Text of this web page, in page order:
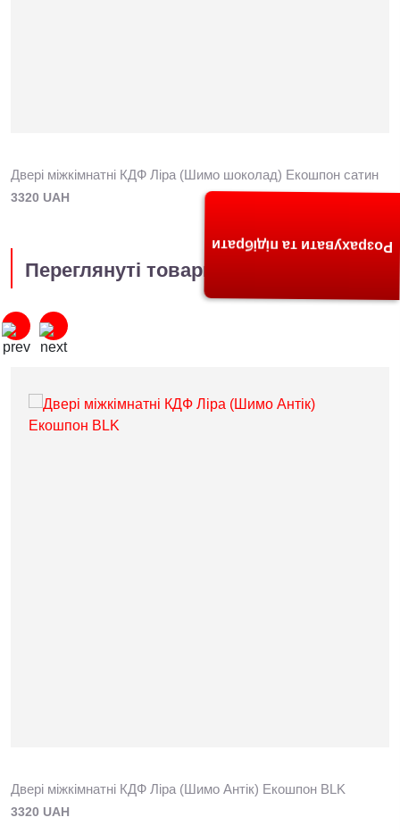
Двері міжкімнатні КДФ Ліра (Шимо шоколад) Екошпон сатин
3320 UAH
Переглянуті товари
Двері міжкімнатні КДФ Ліра (Шимо Антік) Екошпон BLK
3320 UAH
Розрахувати та підібрати